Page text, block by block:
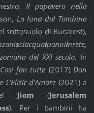
Il papavero nella
La luna dal Tombino
sottosuolo di Bucarest),
sciacquaipanniinrete,
del XXI secolo. In
Così fan tutte (2017) Don
L'Elisir d'Amore (2021) a
Jiom (Jerusalem
). Per i bambini ha